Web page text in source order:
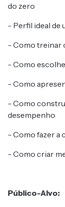
do zero
- Perfil ideal de
- Como treinar
- Como
- Como
- Como
desempenho
- Como fazer a
- Como criar
Público-Alvo: